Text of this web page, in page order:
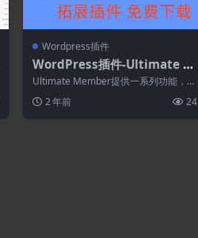
Wordpress插件
WordPress插件-Ultimate M
ember–WooCommerce 2.3.
7(Ultimate Member拓展)-会
员WordPress插件
Ultimate Member提供一系列功能，包
2 年前 24